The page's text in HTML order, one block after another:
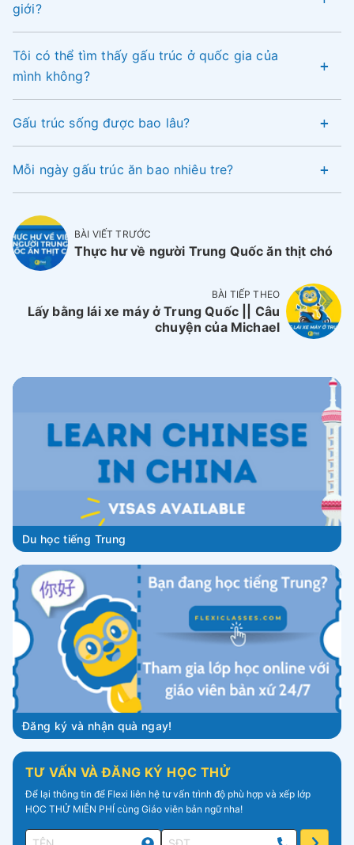
giới?
Tôi có thể tìm thấy gấu trúc ở quốc gia của
mình không?
Gấu trúc sống được bao lâu?
Mỗi ngày gấu trúc ăn bao nhiêu tre?
BÀI VIẾT TRƯỚC
Thực hư về người Trung Quốc ăn thịt chó
BÀI TIẾP THEO
Lấy bằng lái xe máy ở Trung Quốc || Câu
chuyện của Michael
Du học tiếng Trung
Đăng ký và nhận quà ngay!
TƯ VẤN VÀ ĐĂNG KÝ HỌC THỬ
Để lại thông tin để Flexi liên hệ tư vấn trình độ phù hợp và xếp lớp
HỌC THỬ MIỄN PHÍ cùng Giáo viên bản ngữ nha!